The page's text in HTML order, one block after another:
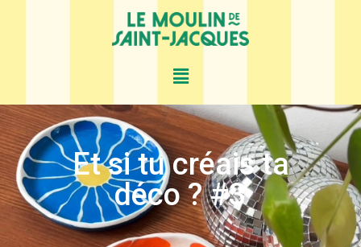
Et si tu créais ta
déco ? #3